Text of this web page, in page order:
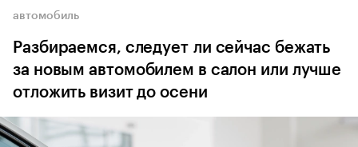
автомобиль
Разбираемся, следует ли сейчас бежать
за новым автомобилем в салон или лучше
отложить визит до осени